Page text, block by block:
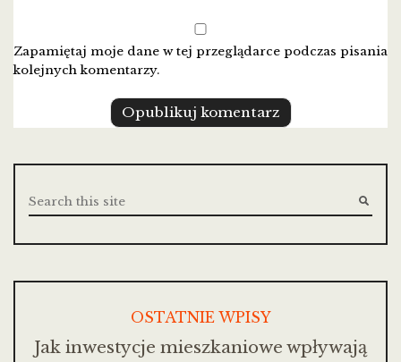
Zapamiętaj moje dane w tej przeglądarce podczas pisania
kolejnych komentarzy.
OSTATNIE WPISY
Jak inwestycje mieszkaniowe wpływają